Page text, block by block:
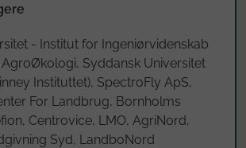
- Institut for Ingeniørvidenskab
Syddansk Universitet
Instituttet), SpectroFly ApS,
For Landbrug, Bornholms
Centrovice, LMO, AgriNord,
Syd, LandboNord